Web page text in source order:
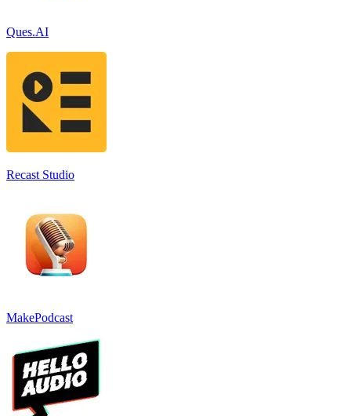
Ques.AI
Recast Studio
MakePodcast